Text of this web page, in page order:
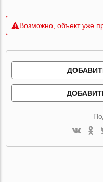
Возможно, объект уже